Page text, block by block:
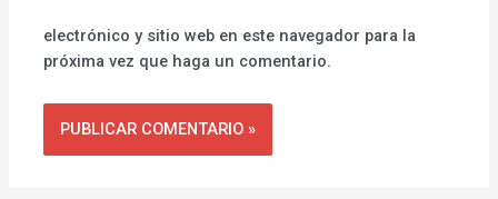
electrónico y sitio web en este navegador para la
próxima vez que haga un comentario.